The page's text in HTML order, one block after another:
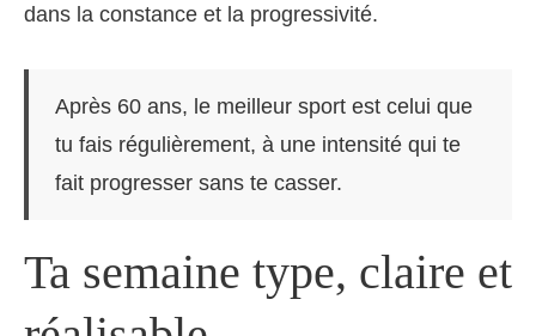
dans la constance et la progressivité.
Après 60 ans, le meilleur sport est celui que
tu fais régulièrement, à une intensité qui te
fait progresser sans te casser.
Ta semaine type, claire et